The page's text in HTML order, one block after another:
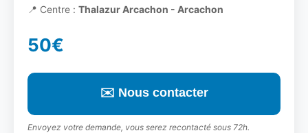
📍 Centre : Thalazur Arcachon - Arcachon
50€
✉️ Nous contacter
Envoyez votre demande, vous serez recontacté sous 72h.